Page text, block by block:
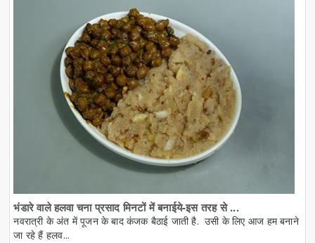
भंडारे वाले हलवा चना प्रसाद मिनटों में बनाईये-इस तरह से ...
नवरात्री के अंत में पूजन के बाद कंजक बैठाई जाती है. उसी के लिए आज हम बनाने
जा रहे हैं हलव...